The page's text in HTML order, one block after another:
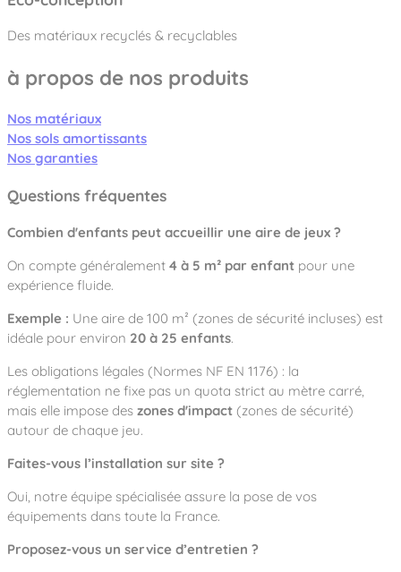
Des matériaux recyclés & recyclables
à propos de nos produits
Nos matériaux
Nos sols amortissants
Nos garanties
Questions fréquentes
Combien d'enfants peut accueillir une aire de jeux ?
On compte généralement 4 à 5 m² par enfant pour une
expérience fluide.
Exemple : Une aire de 100 m² (zones de sécurité incluses) est
idéale pour environ 20 à 25 enfants.
Les obligations légales (Normes NF EN 1176) : la
réglementation ne fixe pas un quota strict au mètre carré,
mais elle impose des zones d'impact (zones de sécurité)
autour de chaque jeu.
Faites-vous l’installation sur site ?
Oui, notre équipe spécialisée assure la pose de vos
équipements dans toute la France.
Proposez-vous un service d’entretien ?